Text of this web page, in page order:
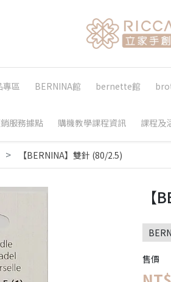
專區 BERNINA館 bernette館
服務據點 購機教學課程資訊 課程及
【BERNINA】雙針 (80/2.5)
【
售價